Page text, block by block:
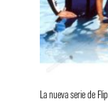
La nueva serie de